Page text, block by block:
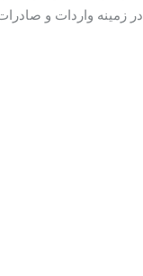
در زمینه واردات و